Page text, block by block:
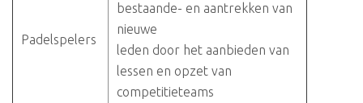
Padelspelers
bestaande- en aantrekken van
nieuwe
leden door het aanbieden van
lessen en opzet van
competitieteams